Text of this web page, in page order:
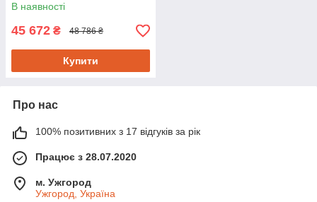
В наявності
45 672 ₴ 48 786 ₴
Купити
Про нас
100% позитивних з 17 відгуків за рік
Працює з 28.07.2020
м. Ужгород
Ужгород, Україна